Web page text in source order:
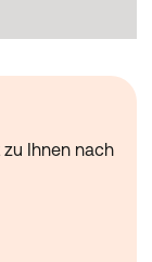
Ihnen nach